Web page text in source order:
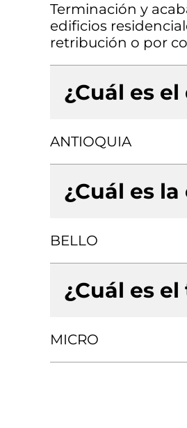
Terminación y
edificios
retribución o por
¿Cuál es
ANTIOQUIA
¿Cuál es
BELLO
¿Cuál es
MICRO